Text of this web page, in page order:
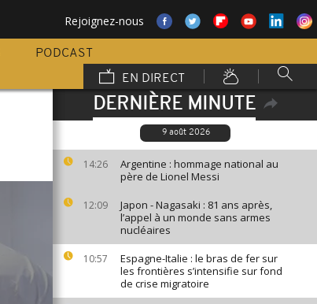
Rejoignez-nous
PODCAST
EN DIRECT
DERNIÈRE MINUTE
9 août 2026
14:26
Argentine : hommage national au
père de Lionel Messi
12:09
Japon - Nagasaki : 81 ans après,
l’appel à un monde sans armes
nucléaires
10:57
Espagne-Italie : le bras de fer sur
les frontières s’intensifie sur fond
de crise migratoire